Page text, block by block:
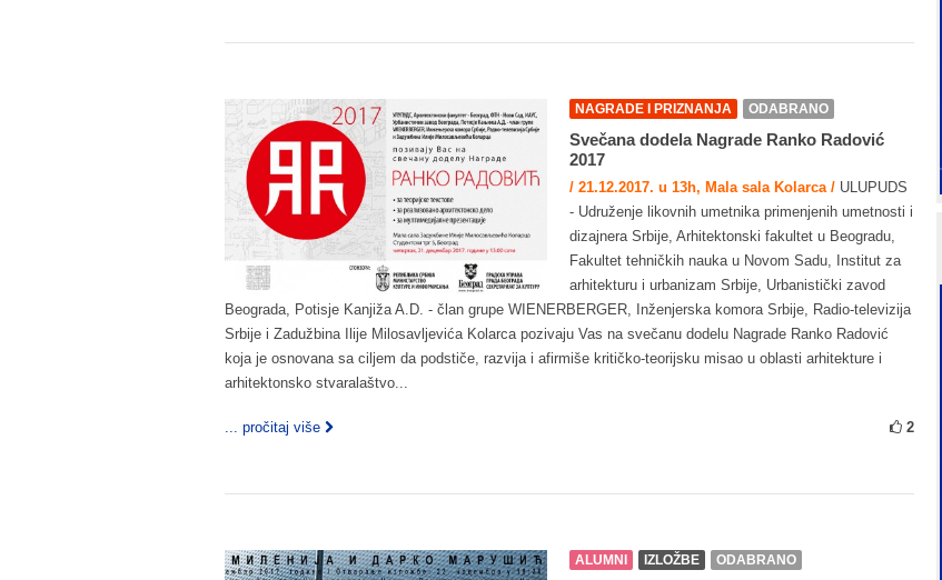
NAGRADE I PRIZNANJA ODABRANO
Svečana dodela Nagrade Ranko Radović
2017
/ 21.12.2017. u 13h, Mala sala Kolarca / ULUPUDS
- Udruženje likovnih umetnika primenjenih umetnosti i
dizajnera Srbije, Arhitektonski fakultet u Beogradu,
Fakultet tehničkih nauka u Novom Sadu, Institut za
arhitekturu i urbanizam Srbije, Urbanistički zavod
Beograda, Potisje Kanjiža A.D. - član grupe WIENERBERGER, Inženjerska komora Srbije, Radio-televizija
Srbije i Zadužbina Ilije Milosavljevića Kolarca pozivaju Vas na svečanu dodelu Nagrade Ranko Radović
koja je osnovana sa ciljem da podstiče, razvija i afirmiše kritičko-teorijsku misao u oblasti arhitekture i
arhitektonsko stvaralaštvo...
... pročitaj više 2
ALUMNI IZLOŽBE ODABRANO